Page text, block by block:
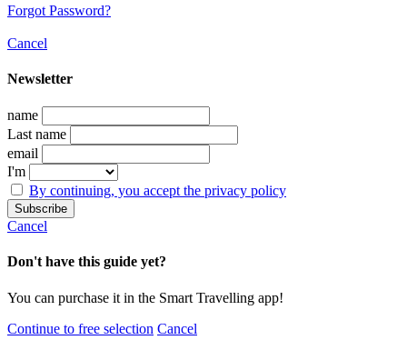
Forgot Password?
Cancel
Newsletter
name
Last name
email
I'm
By continuing, you accept the privacy policy
Cancel
Don't have this guide yet?
You can purchase it in the Smart Travelling app!
Continue to free selection Cancel